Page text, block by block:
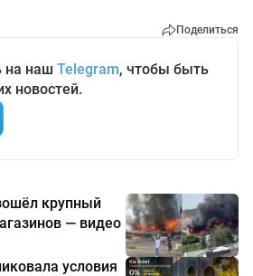
Поделиться
на наш Telegram, чтобы быть
новостей.
крупный
— видео
условия